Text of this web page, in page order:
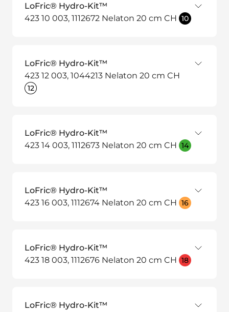
LoFric® Hydro-Kit™
423 10 003, 1112672 Nelaton 20 cm CH 10
LoFric® Hydro-Kit™
423 12 003, 1044213 Nelaton 20 cm CH
12
LoFric® Hydro-Kit™
423 14 003, 1112673 Nelaton 20 cm CH 14
LoFric® Hydro-Kit™
423 16 003, 1112674 Nelaton 20 cm CH 16
LoFric® Hydro-Kit™
423 18 003, 1112676 Nelaton 20 cm CH 18
LoFric® Hydro-Kit™